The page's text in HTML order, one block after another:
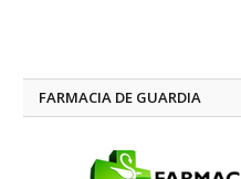
FARMACIA DE GUARDIA